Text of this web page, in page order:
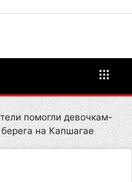
помогли девочкам-
на Капшагае